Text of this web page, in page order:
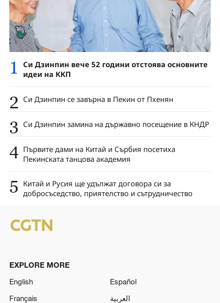
1 Си Дзинпин вече 52 години отстоява основните
идеи на ККП
2 Си Дзинпин се завърна в Пекин от Пхенян
3 Си Дзинпин замина на държавно посещение в КНДР
4 Първите дами на Китай и Сърбия посетиха
Пекинската танцова академия
5 Китай и Русия ще удължат договора си за
добросъседство, приятелство и сътрудничество
EXPLORE MORE
English
Español
Français
العربية